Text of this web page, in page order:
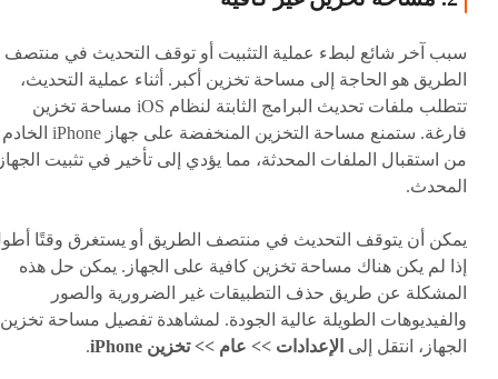
سبب آخر شائع لبطء عملية التثبيت أو توقف التحديث في منتصف
الطريق هو الحاجة إلى مساحة تخزين أكبر. أثناء عملية التحديث،
تتطلب ملفات تحديث البرامج الثابتة لنظام iOS مساحة تخزين
فارغة. ستمنع مساحة التخزين المنخفضة على جهاز iPhone الخادم
من استقبال الملفات المحدثة، مما يؤدي إلى تأخير في تثبيت
المحدث.
يمكن أن يتوقف التحديث في منتصف الطريق أو يستغرق وقتًا
إذا لم يكن هناك مساحة تخزين كافية على الجهاز. يمكن حل هذه
المشكلة عن طريق حذف التطبيقات غير الضرورية والصور
والفيديوهات الطويلة عالية الجودة. لمشاهدة تفصيل مساحة تخزين
الجهاز، انتقل إلى الإعدادات >> عام >> تخزين iPhone .